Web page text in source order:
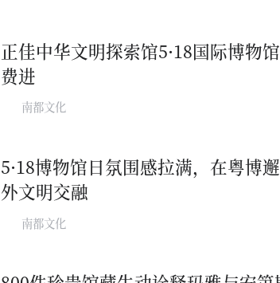
正佳中华文明探索馆5·18国际博物
费进
南都文化
5·18博物馆日氛围感拉满，在粤博
外文明交融
南都文化